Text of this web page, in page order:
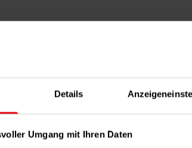
Details
Umgang mit Ihren Daten